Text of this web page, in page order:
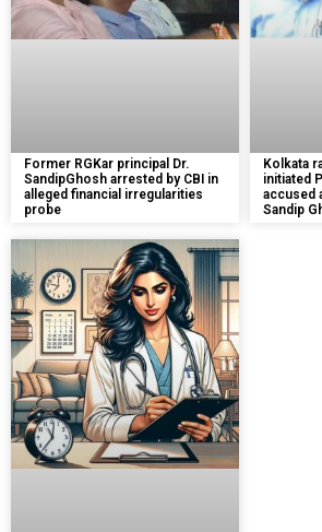
Former RGKar principal Dr.
SandipGhosh arrested by CBI in
alleged financial irregularities
probe
Kolkata
initiated
accused
Sandip